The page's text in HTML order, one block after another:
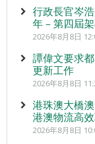
行政長官岑
年 – 第四屆
2026年8月8日
譚偉文要求
更新工作
2026年8月8日
港珠澳大橋
港澳物流高
2026年8月8日